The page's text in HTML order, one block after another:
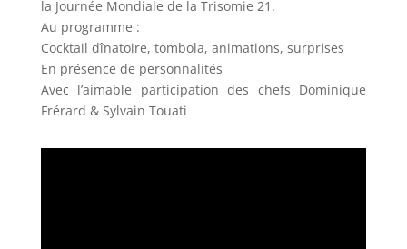
la Journée Mondiale de la Trisomie 21.
Au programme :
Cocktail dînatoire, tombola, animations, surprises
En présence de personnalités
Avec l’aimable participation des chefs Dominique
Frérard & Sylvain Touati